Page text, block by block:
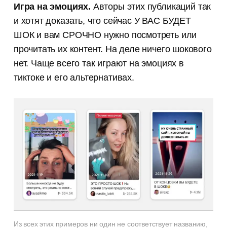
Игра на эмоциях. Авторы этих публикаций так
и хотят доказать, что сейчас У ВАС БУДЕТ
ШОК и вам СРОЧНО нужно посмотреть или
прочитать их контент. На деле ничего шокового
нет. Чаще всего так играют на эмоциях в
тиктоке и его альтернативах.
Из всех этих примеров ни один не соответствует названию,